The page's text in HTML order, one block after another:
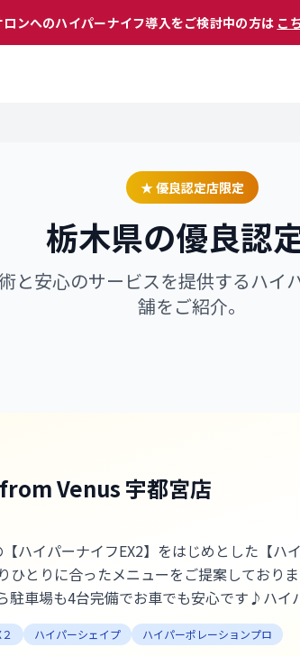
ロンへのハイパーナイフ導入をご検討中の方は こ
★ 優良認定店限定
栃木県の優良認
と安心のサービスを提供するハイ
舗をご紹介。
Venus 宇都宮店
イパーナイフEX2】をはじめとした【ハ
とりに合ったメニューをご提案しており
駐車場も4台完備でお車でも安心です♪ハ
いるので、むくみ・肩こり・疲れなどのお
♪ ハイパーシェイプ ハイパーポレーションプロ